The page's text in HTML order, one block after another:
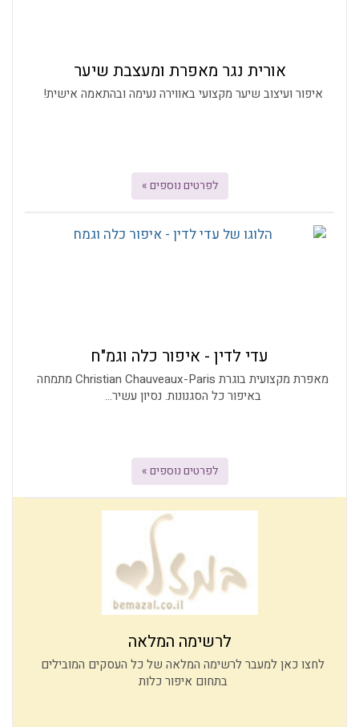
אורית נגר מאפרת ומעצבת שיער
איפור ועיצוב שיער מקצועי באווירה נעימה ובהתאמה אישית!
לפרטים נוספים »
עדי לדין - איפור כלה וגמ"ח
מאפרת מקצועית בוגרת Christian Chauveaux-Paris מתמחה
באיפור כל הסגנונות. נסיון עשיר...
לפרטים נוספים »
לרשימה המלאה
לחצו כאן למעבר לרשימה המלאה של כל העסקים המובילים
בתחום איפור כלות